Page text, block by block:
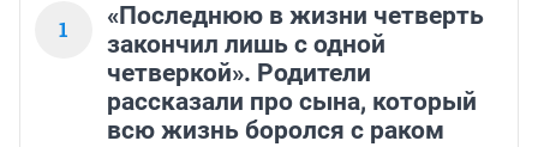
1
«Последнюю в жизни четверть
закончил лишь с одной
четверкой». Родители
рассказали про сына, который
всю жизнь боролся с раком